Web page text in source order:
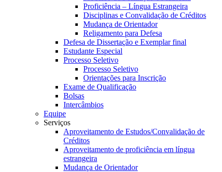
Proficiência – Língua Estrangeira
Disciplinas e Convalidação de Créditos
Mudança de Orientador
Religamento para Defesa
Defesa de Dissertação e Exemplar final
Estudante Especial
Processo Seletivo
Processo Seletivo
Orientações para Inscrição
Exame de Qualificação
Bolsas
Intercâmbios
Equipe
Serviços
Aproveitamento de Estudos/Convalidação de
Créditos
Aproveitamento de proficiência em língua
estrangeira
Mudança de Orientador